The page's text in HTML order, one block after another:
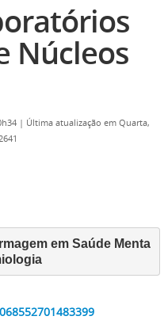
Núcleos
| Última atualização em Quarta,
em Saúde Menta